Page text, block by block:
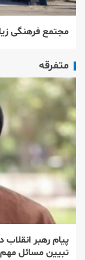
مجتمع فرهنگی
متفرقه
پیام رهبر
تبیین مسائل